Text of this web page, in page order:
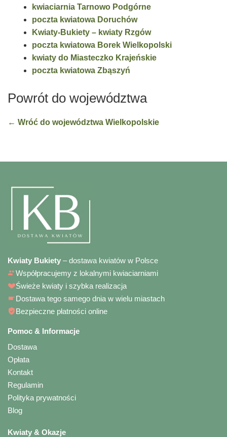
kwiaciarnia Tarnowo Podgórne
poczta kwiatowa Doruchów
Kwiaty-Bukiety – kwiaty Rzgów
poczta kwiatowa Borek Wielkopolski
kwiaty do Miasteczko Krajeńskie
poczta kwiatowa Zbąszyń
Powrót do województwa
← Wróć do województwa Wielkopolskie
Kwiaty Bukiety – dostawa kwiatów w Polsce
Współpracujemy z lokalnymi kwiaciarniami
Świeże kwiaty i szybka realizacja
Dostawa tego samego dnia w wielu miastach
Bezpieczne płatności online
Pomoc & Informacje
Dostawa
Opłata
Kontakt
Regulamin
Polityka prywatności
Blog
Kwiaty & Okazje